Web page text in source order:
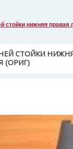
стойки нижняя правая
СТОЙКИ
(ОРИГ)